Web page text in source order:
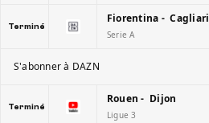
Terminé
Fiorentina - Cagliari
Serie A
S'abonner à DAZN
Terminé
Rouen - Dijon
Ligue 3